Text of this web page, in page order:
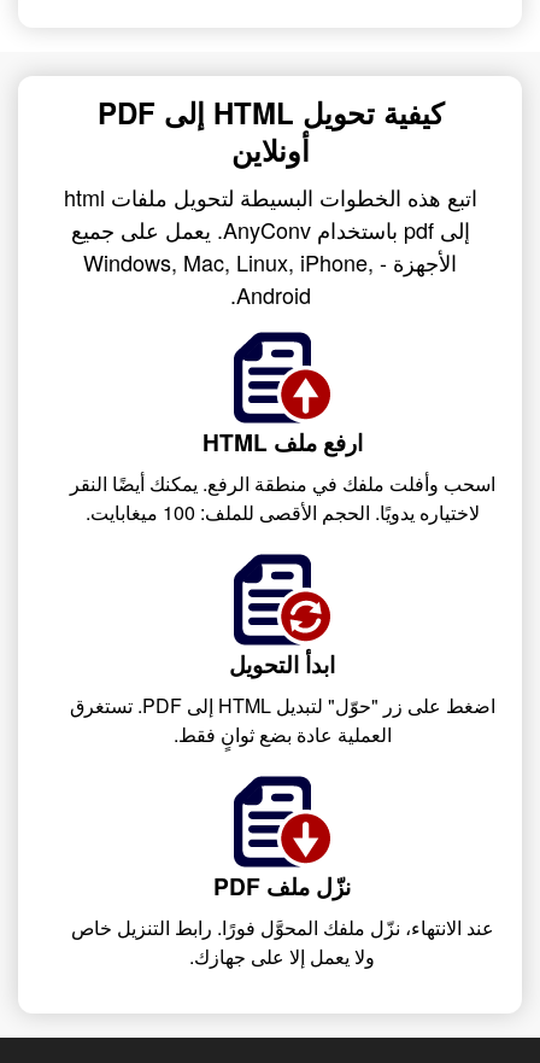
كيفية تحويل HTML إلى PDF
أونلاين
اتبع هذه الخطوات البسيطة لتحويل ملفات html
إلى pdf باستخدام AnyConv. يعمل على جميع
الأجهزة - Windows, Mac, Linux, iPhone,
Android.
ارفع ملف HTML
اسحب وأفلت ملفك في منطقة الرفع. يمكنك أيضًا النقر
لاختياره يدويًا. الحجم الأقصى للملف: 100 ميغابايت.
ابدأ التحويل
اضغط على زر "حوّل" لتبديل HTML إلى PDF. تستغرق
العملية عادة بضع ثوانٍ فقط.
نزّل ملف PDF
عند الانتهاء، نزّل ملفك المحوَّل فورًا. رابط التنزيل خاص
ولا يعمل إلا على جهازك.